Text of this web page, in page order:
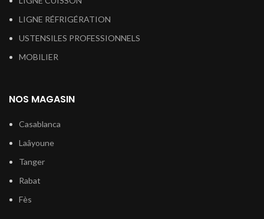
LIGNE RÉFRIGÉRATION
USTENSILES PROFESSIONNELS
MOBILIER
NOS MAGASIN
Casablanca
Laâyoune
Tanger
Rabat
Fès